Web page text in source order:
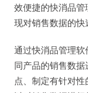
效便捷的快消品
现对销售数据的快
通过快消品管理
同产品的销售数
点、制定有针对